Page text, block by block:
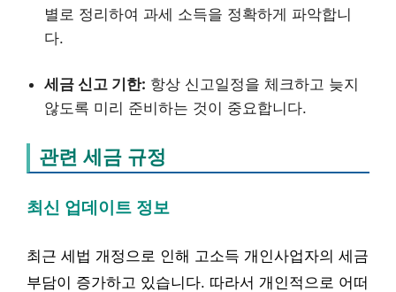
별로 정리하여 과세 소득을 정확하게 파악합니
다.
세금 신고 기한: 항상 신고일정을 체크하고 늦지
않도록 미리 준비하는 것이 중요합니다.
관련 세금 규정
최신 업데이트 정보
최근 세법 개정으로 인해 고소득 개인사업자의 세금
부담이 증가하고 있습니다. 따라서 개인적으로 어떠